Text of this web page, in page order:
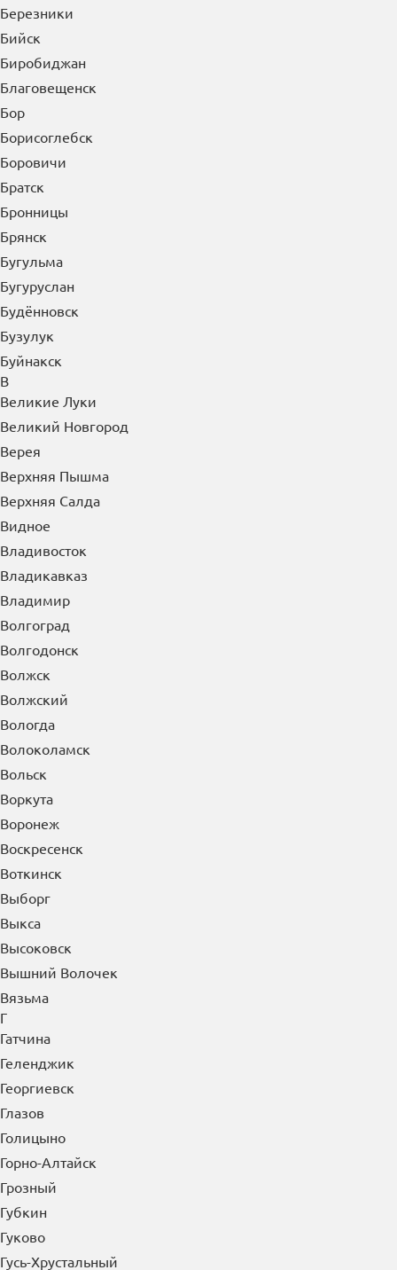
Березники
Бийск
Биробиджан
Благовещенск
Бор
Борисоглебск
Боровичи
Братск
Бронницы
Брянск
Бугульма
Бугуруслан
Будённовск
Бузулук
Буйнакск
В
Великие Луки
Великий Новгород
Верея
Верхняя Пышма
Верхняя Салда
Видное
Владивосток
Владикавказ
Владимир
Волгоград
Волгодонск
Волжск
Волжский
Вологда
Волоколамск
Вольск
Воркута
Воронеж
Воскресенск
Воткинск
Выборг
Выкса
Высоковск
Вышний Волочек
Вязьма
Г
Гатчина
Геленджик
Георгиевск
Глазов
Голицыно
Горно-Алтайск
Грозный
Губкин
Гуково
Гусь-Хрустальный